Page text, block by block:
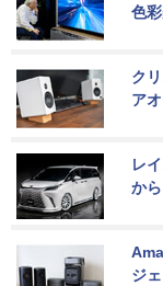
色
ク
ア
レ
か
ジ